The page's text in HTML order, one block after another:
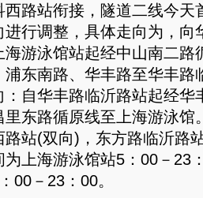
西路站衔接，隧道二线今天
进行调整，具体走向为，向
海游泳馆站起经中山南二路
浦东南路、华丰路至华丰路
：自华丰路临沂路站起经华
里东路循原线至上海游泳馆
路站(双向)，东方路临沂路
为上海游泳馆站5：00－23
00－23：00。